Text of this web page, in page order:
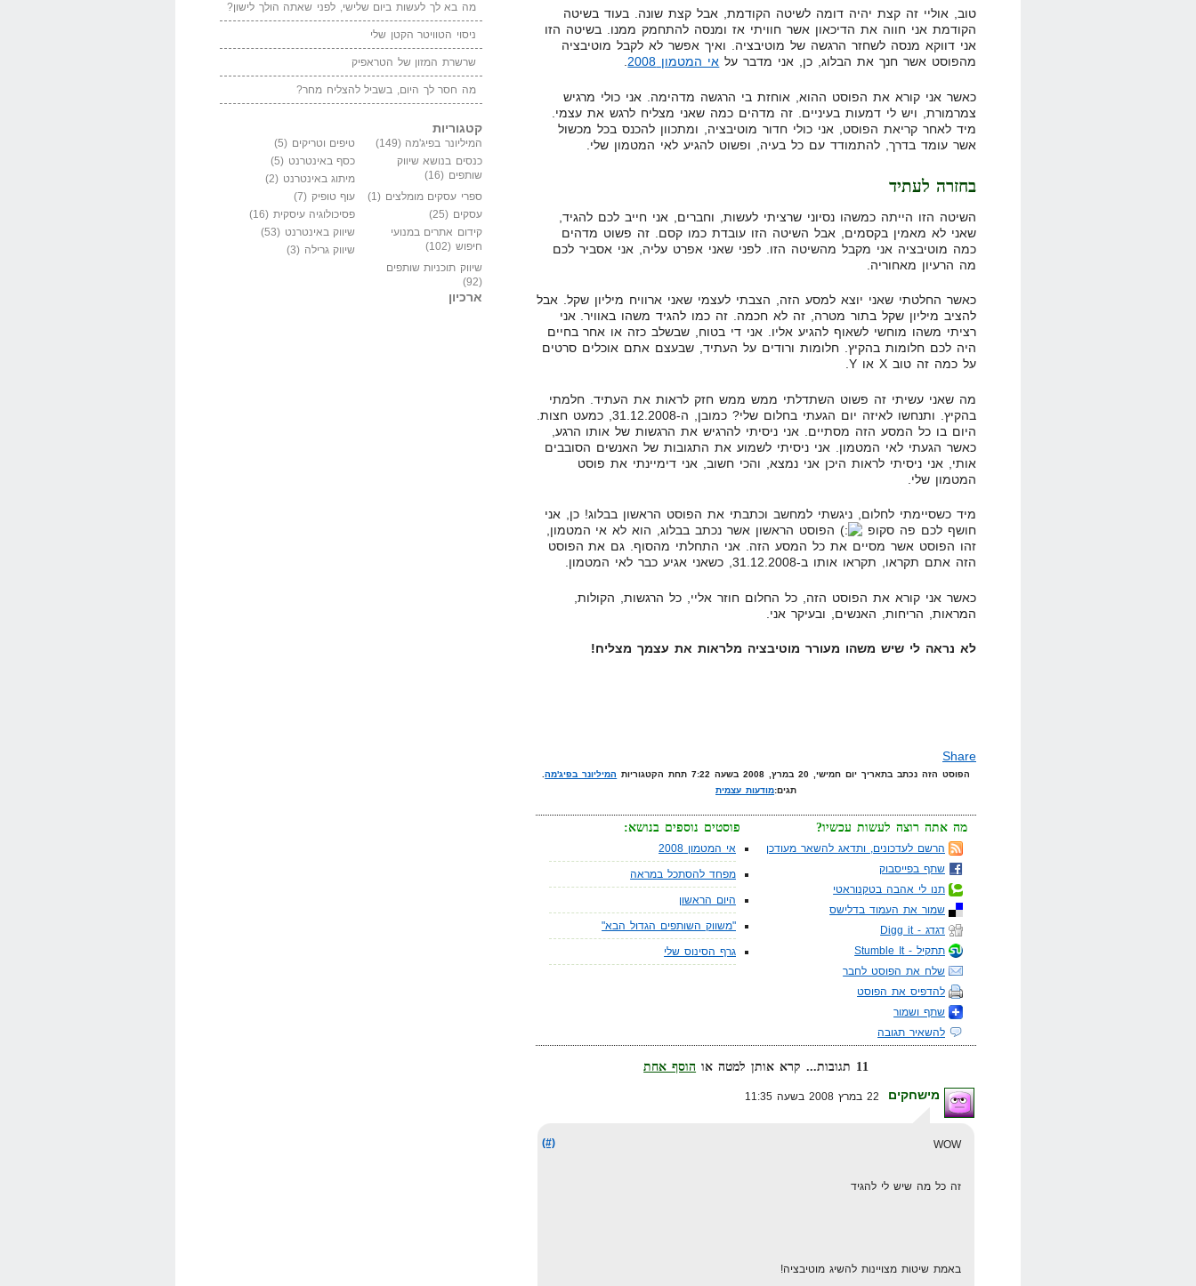
טוב, אוליי זה קצת יהיה דומה לשיטה הקודמת, אבל קצת שונה. בעוד בשיטה
הקודמת אני חווה את הדיכאון אשר חוויתי אז ומנסה להתחמק ממנו. בשיטה הזו
אני דווקא מנסה לשחזר הרגשה של מוטיבציה. ואיך אפשר לא לקבל מוטיבציה
מהפוסט אשר חנך את הבלוג, כן, אני מדבר על אי המטמון 2008 .
כאשר אני קורא את הפוסט ההוא, אוחזת בי הרגשה מדהימה. אני כולי מרגיש
צמרמורת, ויש לי דמעות בעיניים. זה מדהים כמה שאני מצליח לרגש את עצמי.
מיד לאחר קריאת הפוסט, אני כולי חדור מוטיבציה, ומתכוון להכנס בכל מכשול
אשר עומד בדרך, להתמודד עם כל בעיה, ופשוט להגיע לאי המטמון שלי.
בחזרה לעתיד
השיטה הזו הייתה כמשהו נסיוני שרציתי לעשות, וחברים, אני חייב לכם להגיד,
שאני לא מאמין בקסמים, אבל השיטה הזו עובדת כמו קסם. זה פשוט מדהים
כמה מוטיבציה אני מקבל מהשיטה הזו. לפני שאני אפרט עליה, אני אסביר לכם
מה הרעיון מאחוריה.
כאשר החלטתי שאני יוצא למסע הזה, הצבתי לעצמי שאני ארוויח מיליון שקל. אבל
להציב מיליון שקל בתור מטרה, זה לא חכמה. זה כמו להגיד משהו באוויר. אני
רציתי משהו מוחשי לשאוף להגיע אליו. אני די בטוח, שבשלב כזה או אחר בחיים
היה לכם חלומות בהקיץ. חלומות ורודים על העתיד, שבעצם אתם אוכלים סרטים
על כמה זה טוב X או Y.
מה שאני עשיתי זה פשוט השתדלתי ממש ממש חזק לראות את העתיד. חלמתי
בהקיץ. ותנחשו לאיזה יום הגעתי בחלום שלי? כמובן, ה-31.12.2008, כמעט חצות.
היום בו כל המסע הזה מסתיים. אני ניסיתי להרגיש את הרגשות של אותו הרגע,
כאשר הגעתי לאי המטמון. אני ניסיתי לשמוע את התגובות של האנשים הסובבים
אותי, אני ניסיתי לראות היכן אני נמצא, והכי חשוב, אני דימיינתי את פוסט
המטמון שלי.
מיד כשסיימתי לחלום, ניגשתי למחשב וכתבתי את הפוסט הראשון בבלוג! כן, אני
חושף לכם פה סקופ
הפוסט הראשון אשר נכתב בבלוג, הוא לא אי המטמון,
זהו הפוסט אשר מסיים את כל המסע הזה. אני התחלתי מהסוף. גם את הפוסט
הזה אתם תקראו, תקראו אותו ב-31.12.2008, כשאני אגיע כבר לאי המטמון.
כאשר אני קורא את הפוסט הזה, כל החלום חוזר אליי, כל הרגשות, הקולות,
המראות, הריחות, האנשים, ובעיקר אני.
לא נראה לי שיש משהו מעורר מוטיבציה מלראות את עצמך מצליח!
Share
הפוסט הזה נכתב בתאריך יום חמישי, 20 במרץ, 2008 בשעה 7:22 תחת הקטגוריות המיליונר בפיג'מה.
תגים:מודעות עצמית
פוסטים נוספים בנושא:
אי המטמון 2008
מפחד להסתכל במראה
היום הראשון
"משווק השותפים הגדול הבא"
גרף הסינוס שלי
מה אתה רוצה לעשות עכשיו?
הרשם לעדכונים, ותדאג להשאר מעודכן
שתף בפייסבוק
תנו לי אהבה בטקנוראטי
שמור את העמוד בדלישס
דגדג - Digg it
תתקיל - Stumble It
שלח את הפוסט לחבר
להדפיס את הפוסט
שתף ושמור
להשאיר תגובה
11 תגובות... קרא אותן למטה או
הוסף אחת
מישחקים
(#) WOW
זה כל מה שיש לי להגיד
באמת שיטות מצויינות להשיג מוטיבציה!
מה בא לך לעשות ביום שלישי, לפני שאתה הולך לישון?
ניסוי הטוויטר הקטן שלי
שרשרת המזון של הטראפיק
מה חסר לך היום, בשביל להצליח מחר?
קטגוריות
המיליונר בפיג'מה (149) טיפים וטריקים (5)
כנסים בנושא שיווק
שותפים (16)
כסף באינטרנט (5)
מיתוג באינטרנט (2)
ספרי עסקים מומלצים (1) עוף טופיק (7)
עסקים (25) פסיכולוגיה עיסקית (16)
קידום אתרים במנועי
חיפוש (102)
שיווק באינטרנט (53)
שיווק גרילה (3)
שיווק תוכניות שותפים
(92)
ארכיון